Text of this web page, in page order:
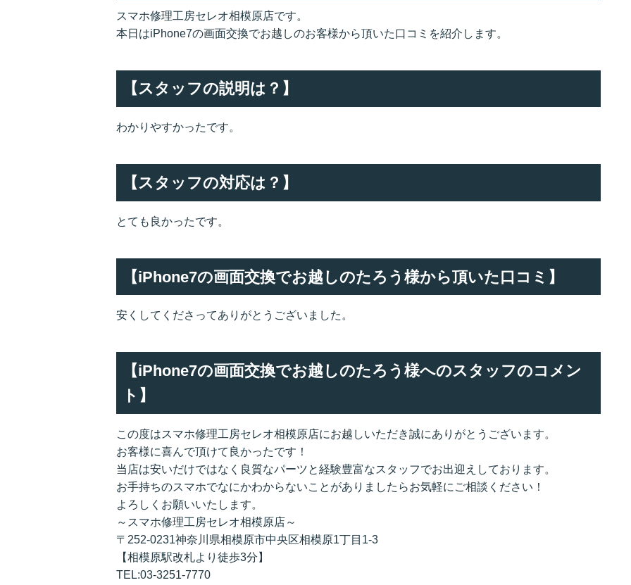
スマホ修理工房セレオ相模原店です。
本日はiPhone7の画面交換でお越しのお客様から頂いた口コミを紹介します。
【スタッフの説明は？】
わかりやすかったです。
【スタッフの対応は？】
とても良かったです。
【iPhone7の画面交換でお越しのたろう様から頂いた口コミ】
安くしてくださってありがとうございました。
【iPhone7の画面交換でお越しのたろう様へのスタッフのコメン
ト】
この度はスマホ修理工房セレオ相模原店にお越しいただき誠にありがとうございます。
お客様に喜んで頂けて良かったです！
当店は安いだけではなく良質なパーツと経験豊富なスタッフでお出迎えしております。
お手持ちのスマホでなにかわからないことがありましたらお気軽にご相談ください！
よろしくお願いいたします。
～スマホ修理工房セレオ相模原店～
〒252-0231神奈川県相模原市中央区相模原1丁目1-3
【相模原駅改札より徒歩3分】
TEL:03-3251-7770